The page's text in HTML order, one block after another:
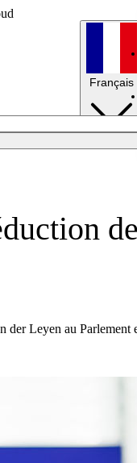
Français
der Leyen au Parlement